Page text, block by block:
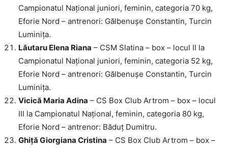
Campionatul Național juniori, feminin, categoria 70 kg,
Eforie Nord – antrenori: Gălbenușe Constantin, Turcin
Luminița.
Lăutaru Elena Riana – CSM Slatina – box – locul II la
Campionatul Național juniori, feminin, categoria 52 kg,
Eforie Nord – antrenori: Gălbenușe Constantin, Turcin
Luminița.
Vicică Maria Adina – CS Box Club Artrom – box – locul
III la Campionatul Național, feminin, categoria 80 kg,
Eforie Nord – antrenor: Băduț Dumitru.
Ghiță Giorgiana Cristina – CS Box Club Artrom – box –